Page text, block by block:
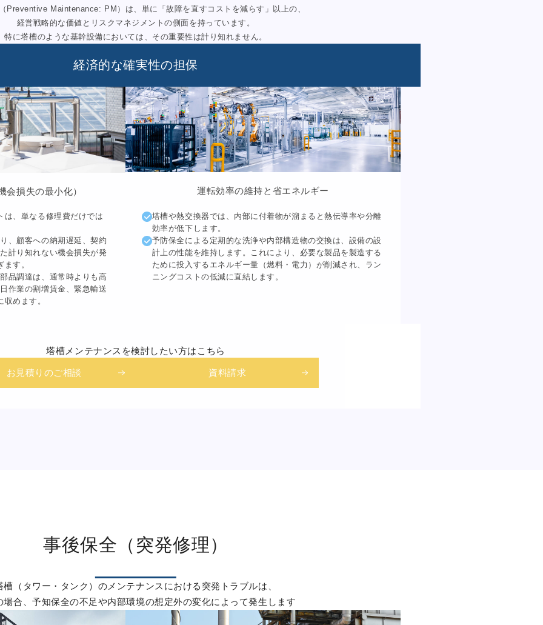
Preventive Maintenance: PM）は、単に「故障を直すコストを減らす」以上の、
経営戦略的な価値とリスクマネジメントの側面を持っています。
特に塔槽のような基幹設備においては、その重要性は計り知れません。
経済的な確実性の担保
会損失の最小化）
は、単なる修理費だけでは
、顧客への納期遅延、契約
計り知れない機会損失が発
す。
品調達は、通常時よりも高
作業の割増賃金、緊急輸送
めます。
運転効率の維持と省エネルギー
塔槽や熱交換器では、内部に付着物が溜まると熱伝導率や分離
効率が低下します。
予防保全による定期的な洗浄や内部構造物の交換は、設備の設
計上の性能を維持します。これにより、必要な製品を製造する
ために投入するエネルギー量（燃料・電力）が削減され、ラン
ニングコストの低減に直結します。
塔槽メンテナンスを検討したい方はこちら
お見積りのご相談 資料請求
事後保全（突発修理）
槽（タワー・タンク）のメンテナンスにおける突発トラブルは、
場合、予知保全の不足や内部環境の想定外の変化によって発生します